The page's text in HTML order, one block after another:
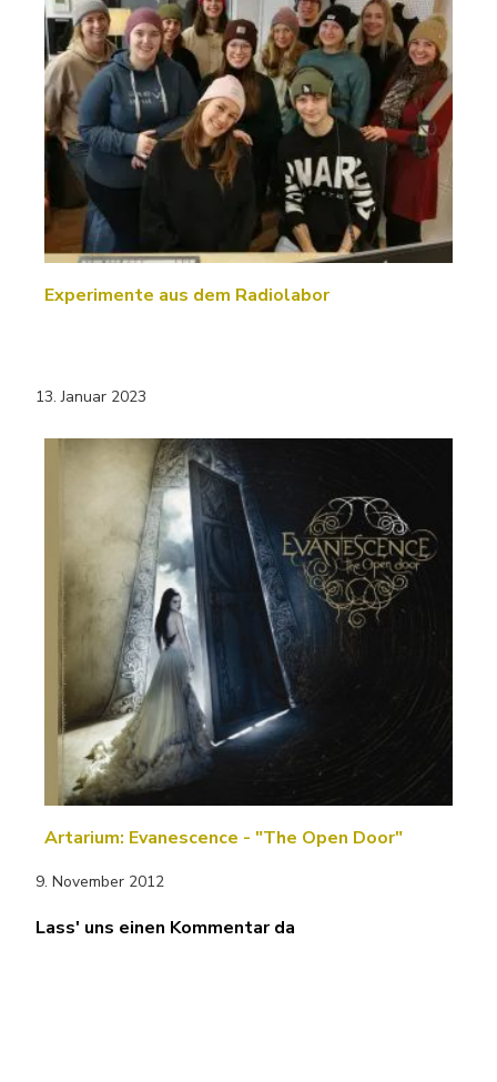
Experimente aus dem Radiolabor
13. Januar 2023
Artarium: Evanescence - "The Open Door"
9. November 2012
Lass' uns einen Kommentar da